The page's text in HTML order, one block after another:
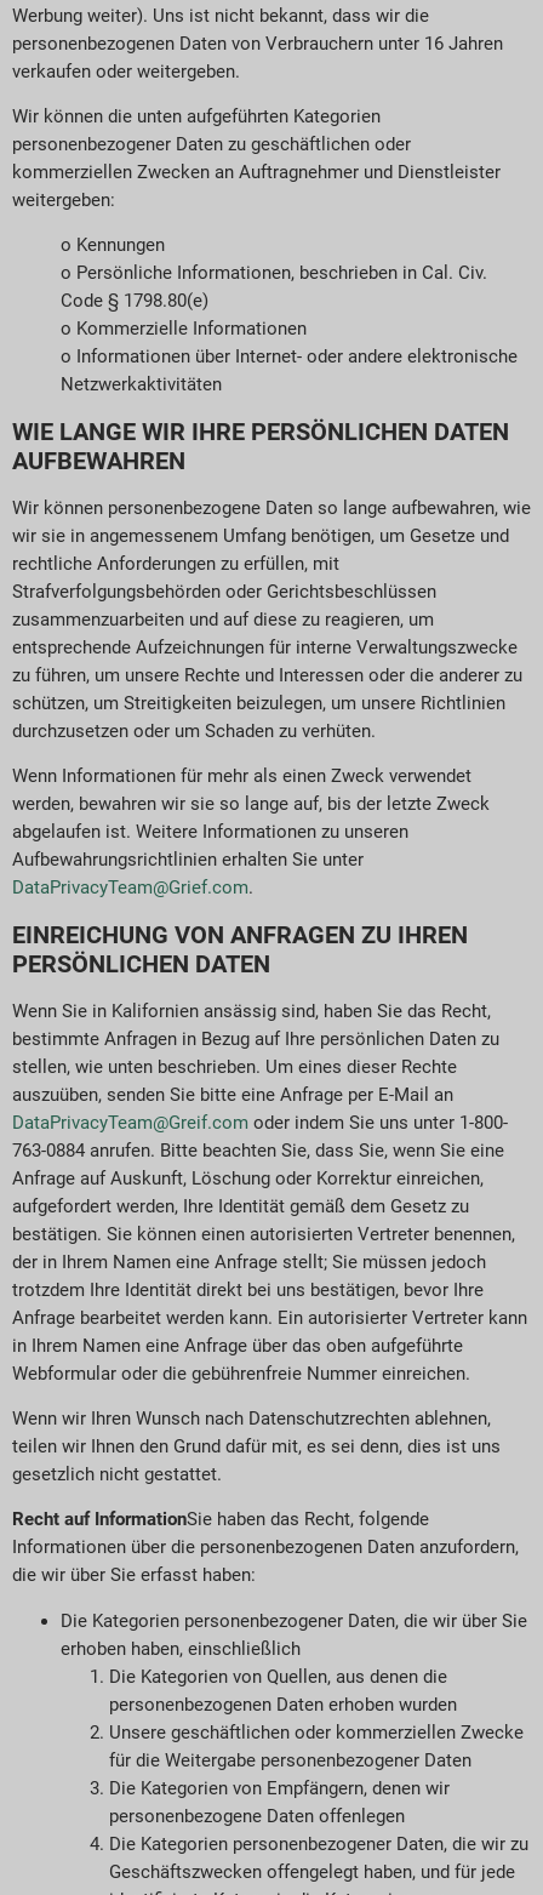
Werbung weiter). Uns ist nicht bekannt, dass wir die
personenbezogenen Daten von Verbrauchern unter 16 Jahren
verkaufen oder weitergeben.
Wir können die unten aufgeführten Kategorien
personenbezogener Daten zu geschäftlichen oder
kommerziellen Zwecken an Auftragnehmer und Dienstleister
weitergeben:
o Kennungen
o Persönliche Informationen, beschrieben in Cal. Civ.
Code § 1798.80(e)
o Kommerzielle Informationen
o Informationen über Internet- oder andere elektronische
Netzwerkaktivitäten
WIE LANGE WIR IHRE PERSÖNLICHEN DATEN
AUFBEWAHREN
Wir können personenbezogene Daten so lange aufbewahren, wie
wir sie in angemessenem Umfang benötigen, um Gesetze und
rechtliche Anforderungen zu erfüllen, mit
Strafverfolgungsbehörden oder Gerichtsbeschlüssen
zusammenzuarbeiten und auf diese zu reagieren, um
entsprechende Aufzeichnungen für interne Verwaltungszwecke
zu führen, um unsere Rechte und Interessen oder die anderer zu
schützen, um Streitigkeiten beizulegen, um unsere Richtlinien
durchzusetzen oder um Schaden zu verhüten.
Wenn Informationen für mehr als einen Zweck verwendet
werden, bewahren wir sie so lange auf, bis der letzte Zweck
abgelaufen ist. Weitere Informationen zu unseren
Aufbewahrungsrichtlinien erhalten Sie unter
DataPrivacyTeam@Grief.com.
EINREICHUNG VON ANFRAGEN ZU IHREN
PERSÖNLICHEN DATEN
Wenn Sie in Kalifornien ansässig sind, haben Sie das Recht,
bestimmte Anfragen in Bezug auf Ihre persönlichen Daten zu
stellen, wie unten beschrieben. Um eines dieser Rechte
auszuüben, senden Sie bitte eine Anfrage per E-Mail an
DataPrivacyTeam@Greif.com oder indem Sie uns unter 1-800-
763-0884 anrufen. Bitte beachten Sie, dass Sie, wenn Sie eine
Anfrage auf Auskunft, Löschung oder Korrektur einreichen,
aufgefordert werden, Ihre Identität gemäß dem Gesetz zu
bestätigen. Sie können einen autorisierten Vertreter benennen,
der in Ihrem Namen eine Anfrage stellt; Sie müssen jedoch
trotzdem Ihre Identität direkt bei uns bestätigen, bevor Ihre
Anfrage bearbeitet werden kann. Ein autorisierter Vertreter kann
in Ihrem Namen eine Anfrage über das oben aufgeführte
Webformular oder die gebührenfreie Nummer einreichen.
Wenn wir Ihren Wunsch nach Datenschutzrechten ablehnen,
teilen wir Ihnen den Grund dafür mit, es sei denn, dies ist uns
gesetzlich nicht gestattet.
Recht auf InformationSie haben das Recht, folgende
Informationen über die personenbezogenen Daten anzufordern,
die wir über Sie erfasst haben:
Die Kategorien personenbezogener Daten, die wir über Sie
erhoben haben, einschließlich
Die Kategorien von Quellen, aus denen die
personenbezogenen Daten erhoben wurden
Unsere geschäftlichen oder kommerziellen Zwecke
für die Weitergabe personenbezogener Daten
Die Kategorien von Empfängern, denen wir
personenbezogene Daten offenlegen
Die Kategorien personenbezogener Daten, die wir zu
Geschäftszwecken offengelegt haben, und für jede